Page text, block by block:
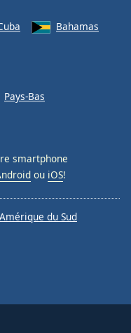
Bahamas
Pays-Bas
smartphone
ou iOS!
Amérique du Sud